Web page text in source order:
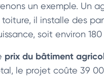
un exemple. Un
toiture, il installe des
soit environ
prix du bâtiment
le projet coûte 39